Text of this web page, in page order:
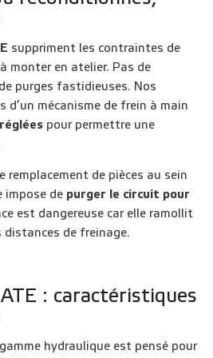
suppriment les contraintes de
monter en atelier. Pas de
purges fastidieuses. Nos
d’un mécanisme de frein à main
pour permettre une
de pièces au sein
impose de purger le circuit pour
est dangereuse car elle ramollit
distances de freinage.
: caractéristiques
hydraulique est pensé pour